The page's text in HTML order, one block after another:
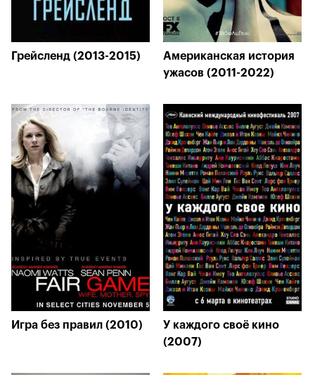
Грейсленд (2013-2015)
Американская история
ужасов (2011-2022)
Игра без правил (2010)
У каждого своё кино
(2007)